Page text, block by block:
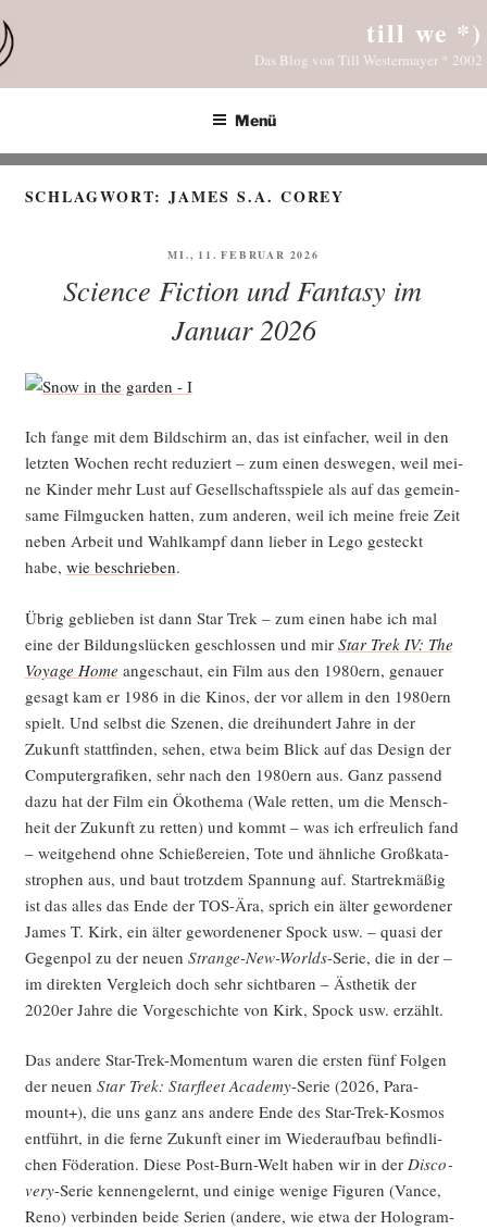
Inhalt
springen
till we *)
Das Blog von Till Westermayer * 2002
Menü
SCHLAGWORT:JAMES S.A. COREY
VERÖFFENTLICHT
MI., 11. FEBRUAR 2026
Science Fiction und Fantasy im
Januar 2026
Ich fan­ge mit dem Bild­schirm an, das ist ein­fa­cher, weil in den
letz­ten Wochen recht redu­ziert – zum einen des­we­gen, weil mei­
ne Kin­der mehr Lust auf Gesell­schafts­spie­le als auf das gemein­
sa­me Film­gu­cken hat­ten, zum ande­ren, weil ich mei­ne freie Zeit
neben Arbeit und Wahl­kampf dann lie­ber in Lego gesteckt
habe, wie beschrie­ben.
Übrig geblie­ben ist dann Star Trek – zum einen habe ich mal
eine der Bil­dungs­lü­cken geschlos­sen und mir Star Trek IV: The
Voya­ge Home ange­schaut, ein Film aus den 1980ern, genau­er
gesagt kam er 1986 in die Kinos, der vor allem in den 1980ern
spielt. Und selbst die Sze­nen, die drei­hun­dert Jah­re in der
Zukunft statt­fin­den, sehen, etwa beim Blick auf das Design der
Com­pu­ter­gra­fi­ken, sehr nach den 1980ern aus. Ganz pas­send
dazu hat der Film ein Öko­the­ma (Wale ret­ten, um die Mensch­
heit der Zukunft zu ret­ten) und kommt – was ich erfreu­lich fand
– weit­ge­hend ohne Schie­ße­rei­en, Tote und ähn­li­che Groß­ka­ta­
stro­phen aus, und baut trotz­dem Span­nung auf. Start­rek­mä­ßig
ist das alles das Ende der TOS-Ära, sprich ein älter gewor­de­ner
James T. Kirk, ein älter gewor­de­ne­ner Spock usw. – qua­si der
Gegen­pol zu der neu­en Stran­ge-New-Worlds-Serie, die in der –
im direk­ten Ver­gleich doch sehr sicht­ba­ren – Ästhe­tik der
2020er Jah­re die Vor­ge­schich­te von Kirk, Spock usw. erzählt.
Das ande­re Star-Trek-Momen­tum waren die ers­ten fünf Fol­gen
der neu­en Star Trek: Star­fleet Aca­de­my-Serie (2026, Para­
mount+), die uns ganz ans ande­re Ende des Star-Trek-Kos­mos
ent­führt, in die fer­ne Zukunft einer im Wie­der­auf­bau befind­li­
chen Föde­ra­ti­on. Die­se Post-Burn-Welt haben wir in der Dis­co­
very-Serie ken­nen­ge­lernt, und eini­ge weni­ge Figu­ren (Van­ce,
Reno) ver­bin­den bei­de Seri­en (ande­re, wie etwa der Holo­gram-